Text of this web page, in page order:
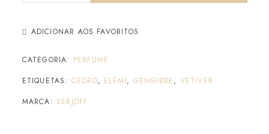
ADICIONAR AOS FAVORITOS
CATEGORIA: PERFUME
ETIQUETAS: CEDRO, ELEMI, GENGIBRE, VETIVER
MARCA: XERJOFF